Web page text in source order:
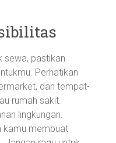
sewa, pastikan
Perhatikan
dan tempat-
rumah sakit.
lingkungan.
kamu membuat